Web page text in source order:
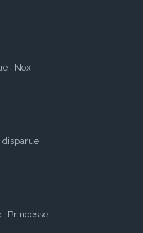
: Nox
disparue
: Princesse